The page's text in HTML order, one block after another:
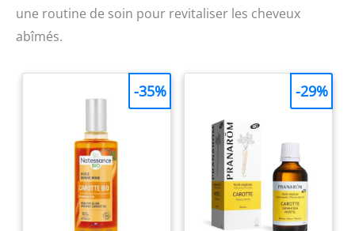
une routine de soin pour revitaliser les cheveux
abîmés.
-35% -29%